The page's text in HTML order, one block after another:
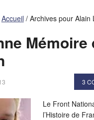
Accueil /Archives pour Alain
Mémoire
3
Le Front
l’Histoire de